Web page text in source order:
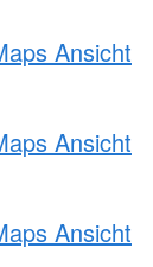
Ansicht
Ansicht
Ansicht